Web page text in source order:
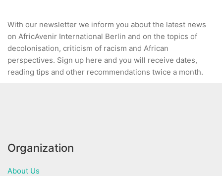
With our newsletter we inform you about the latest news
on AfricAvenir International Berlin and on the topics of
decolonisation, criticism of racism and African
perspectives. Sign up here and you will receive dates,
reading tips and other recommendations twice a month.
Organization
About Us